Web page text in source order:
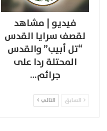
فيديو | مشاهد
لقصف سرايا القدس
“تل أبيب” والقدس
المحتلة ردا على
جرائم…
السابق التالي